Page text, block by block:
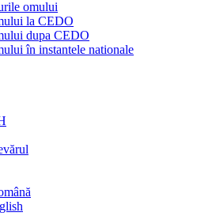
omului
la CEDO
dupa CEDO
în instantele nationale